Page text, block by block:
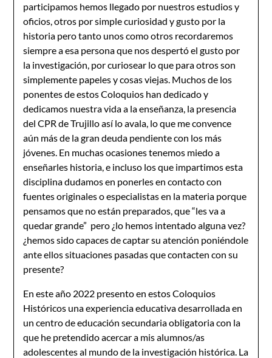
participamos hemos llegado por nuestros estudios y
oficios, otros por simple curiosidad y gusto por la
historia pero tanto unos como otros recordaremos
siempre a esa persona que nos despertó el gusto por
la investigación, por curiosear lo que para otros son
simplemente papeles y cosas viejas. Muchos de los
ponentes de estos Coloquios han dedicado y
dedicamos nuestra vida a la enseñanza, la presencia
del CPR de Trujillo así lo avala, lo que me convence
aún más de la gran deuda pendiente con los más
jóvenes. En muchas ocasiones tenemos miedo a
enseñarles historia, e incluso los que impartimos esta
disciplina dudamos en ponerles en contacto con
fuentes originales o especialistas en la materia porque
pensamos que no están preparados, que “les va a
quedar grande” pero ¿lo hemos intentado alguna vez?
¿hemos sido capaces de captar su atención poniéndole
ante ellos situaciones pasadas que contacten con su
presente?
En este año 2022 presento en estos Coloquios
Históricos una experiencia educativa desarrollada en
un centro de educación secundaria obligatoria con la
que he pretendido acercar a mis alumnos/as
adolescentes al mundo de la investigación histórica. La